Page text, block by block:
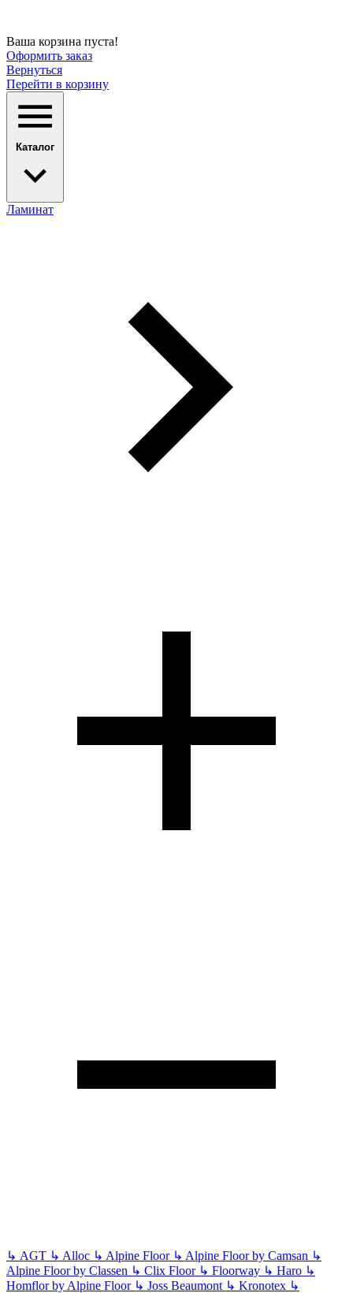
Ваша корзина пуста!
Оформить заказ
Вернуться
Перейти в корзину
Каталог
Ламинат
↳ AGT ↳ Alloc ↳ Alpine Floor ↳ Alpine Floor by Camsan ↳
Alpine Floor by Classen ↳ Clix Floor ↳ Floorway ↳ Haro ↳
Homflor by Alpine Floor ↳ Joss Beaumont ↳ Kronotex ↳